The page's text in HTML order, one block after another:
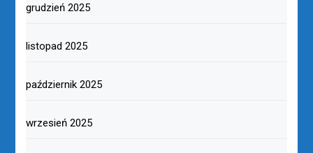
grudzień 2025
listopad 2025
październik 2025
wrzesień 2025